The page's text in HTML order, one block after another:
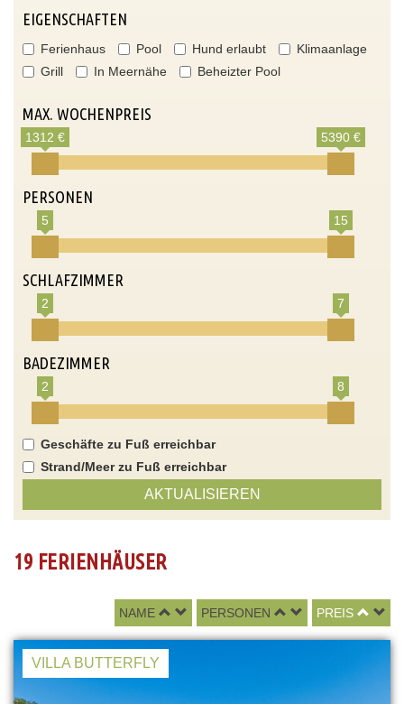
EIGENSCHAFTEN
Ferienhaus Pool Hund erlaubt
Klimaanlage
Grill
In Meernähe Beheizter Pool
MAX. WOCHENPREIS
1312 € 5390 €
PERSONEN
5 15
SCHLAFZIMMER
2 7
BADEZIMMER
2 8
Geschäfte zu Fuß erreichbar
Strand/Meer zu Fuß erreichbar
AKTUALISIEREN
19 FERIENHÄUSER
NAME PERSONEN PREIS
VILLA BUTTERFLY